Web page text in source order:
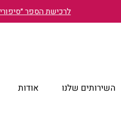
לרכישת הספר
השירותים שלנו אודות